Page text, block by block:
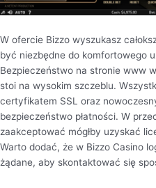
W ofercie Bizzo wyszukasz
być niezbędne do komfortowego
Bezpieczeństwo na stronie www
stoi na wysokim szczeblu.
certyfikatem SSL oraz
bezpieczeństwo płatności. W
zaakceptować mógłby uzyskać
Warto dodać, że w Bizzo Casino
żądane, aby skontaktować się